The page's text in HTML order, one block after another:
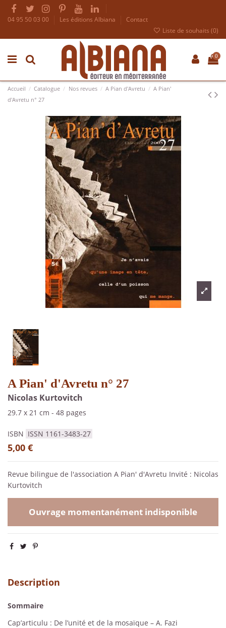
04 95 50 03 00 Les éditions Albiana
Contact
Liste de souhaits (0)
0
Accueil Catalogue Nos revues A Pian d'Avretu
A Pian'
d'Avretu n° 27
A Pian' d'Avretu n° 27
Nicolas Kurtovitch
29.7 x 21 cm - 48 pages
ISBN ISSN 1161-3483-27
5,00 €
Revue bilingue de l'association A Pian' d'Avretu Invité : Nicolas
Kurtovitch
Ouvrage momentanément indisponible
Description
Sommaire
Cap’articulu : De l’unité et de la mosaïque – A. Fazi